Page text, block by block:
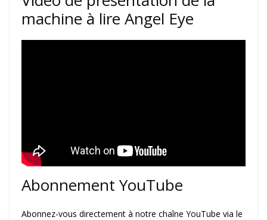
machine à lire Angel Eye
Abonnement YouTube
Abonnez-vous directement à notre chaîne YouTube via le